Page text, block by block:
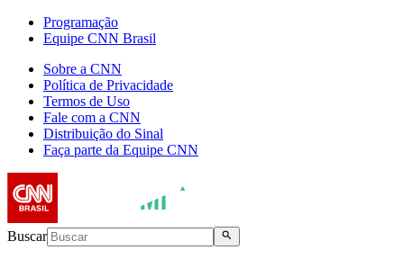
Programação
Equipe CNN Brasil
Sobre a CNN
Política de Privacidade
Termos de Uso
Fale com a CNN
Distribuição do Sinal
Faça parte da Equipe CNN
Buscar